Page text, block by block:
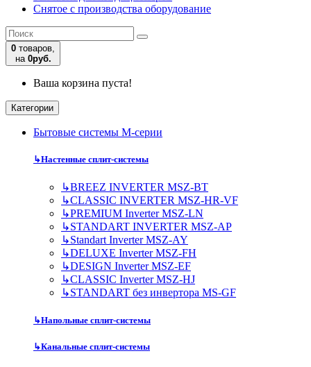
Снятое с производства оборудование
0 товаров,
на 0руб.
Ваша корзина пуста!
Категории
Бытовые системы M-серии
↳Настенные сплит-системы
↳BREEZ INVERTER MSZ-BT
↳CLASSIC INVERTER MSZ-HR-VF
↳PREMIUM Inverter MSZ-LN
↳STANDART INVERTER MSZ-AP
↳Standart Inverter MSZ-AY
↳DELUXE Inverter MSZ-FH
↳DESIGN Inverter MSZ-EF
↳CLASSIC Inverter MSZ-HJ
↳STANDART без инвертора MS-GF
↳Напольные сплит-системы
↳Канальные сплит-системы